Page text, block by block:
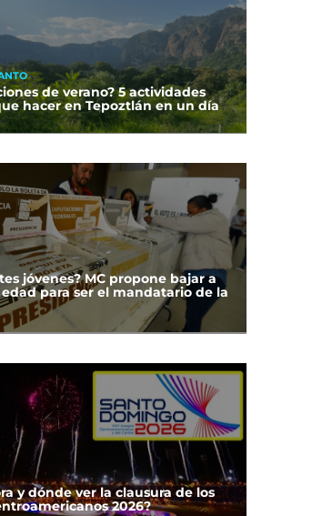
de verano? 5 actividades
hacer en Tepoztlán en un día
jóvenes? MC propone bajar a
edad para ser el mandatario de la
y dónde ver la clausura de los
2026?